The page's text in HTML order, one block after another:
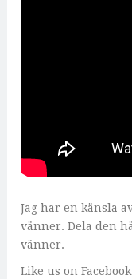
Jag har en känsla
vänner. Dela den
vänner.
Like us on